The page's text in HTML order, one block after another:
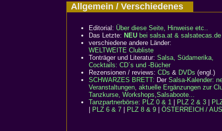
Allgemein / Verschiedenes
Editorial: Über diese Seite, Hinweise etc..
Das Letzte: NEU bei salsa.at & salsatecas.de
verschiedene andere Länder:
WELTWEITE Clubliste
Tonträger und Literatur: Salsa, Südamerika,
Cocktails: CD´s und -Bücher
Rezensionen / reviews: CDs & DVDs (engl.)
SCHWARZES BRETT: Der Salsa-Kalender:
Veranstaltungen, aktuelle Ergänzungen zur
Tanzkurse, Workshops,Salsaboote...
Tanzpartnerbörse: PLZ 0 & 1 PLZ 2 & 3
PLZ 6 & 7 PLZ 8 & 9 ÖSTERREICH /